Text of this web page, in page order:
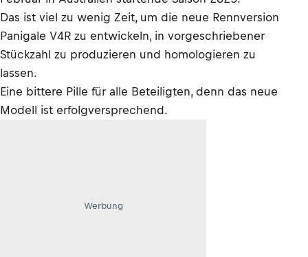
Das ist viel zu wenig Zeit, um die neue Rennversion
Panigale V4R zu entwickeln, in vorgeschriebener
Stückzahl zu produzieren und homologieren zu
lassen.
Eine bittere Pille für alle Beteiligten, denn das neue
Modell ist erfolgversprechend.
Werbung